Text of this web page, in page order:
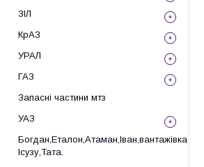
ЗІЛ
КрАЗ
УРАЛ
ГАЗ
Запасні частини мтз
УАЗ
Богдан,Еталон,Атаман,Іван,вантажівка
Ісузу,Тата.